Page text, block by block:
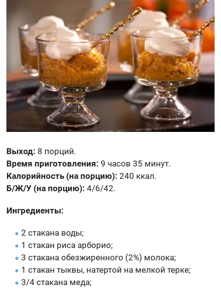
Выход: 8 порций.
Время приготовления: 9 часов 35 минут.
Калорийность (на порцию): 240 ккал.
Б/Ж/У (на порцию): 4/6/42.
Ингредиенты:
2 стакана воды;
1 стакан риса арборио;
3 стакана обезжиренного (2%) молока;
1 стакан тыквы, натертой на мелкой терке;
3/4 стакана меда;